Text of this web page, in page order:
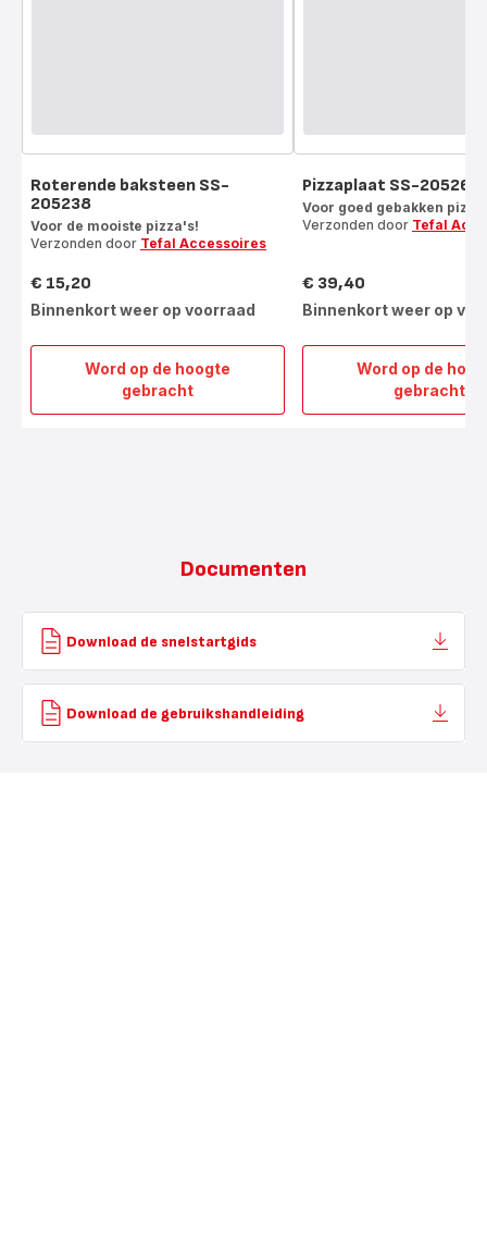
Word op de hoogte
gebrachtRoterende
baksteen
Roterende baksteen SS-
205238
Voor de mooiste pizza's!
Verzonden door Tefal Accessoires
Prijs
€ 15,20
Binnenkort weer op voorraad
Word op de
gebracht
SS-
Pizzaplaat SS-205266
Voor goed gebakken
Verzonden door Tefal
Prijs
€ 39,40
Binnenkort weer op
Documenten
Download de snelstartgids
Download de gebruikshandleiding